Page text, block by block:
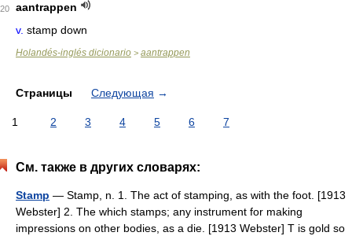
20
aantrappen
v. stamp down
Holandés-inglés dicionario > aantrappen
Страницы Следующая →
1 2 3 4 5 6 7
См. также в других словарях:
Stamp — Stamp, n. 1. The act of stamping, as with the foot. [1913
Webster] 2. The which stamps; any instrument for making
impressions on other bodies, as a die. [1913 Webster] T is gold so